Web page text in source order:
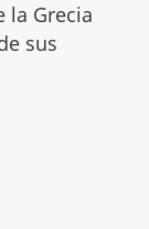
la Grecia
sus